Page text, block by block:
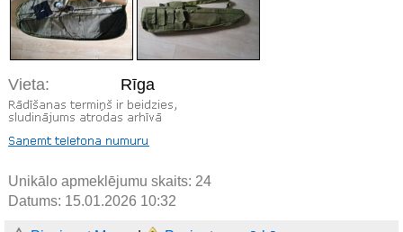
Vieta: Rīga
Unikālo apmeklējumu skaits: 24
Datums: 15.01.2026 10:32